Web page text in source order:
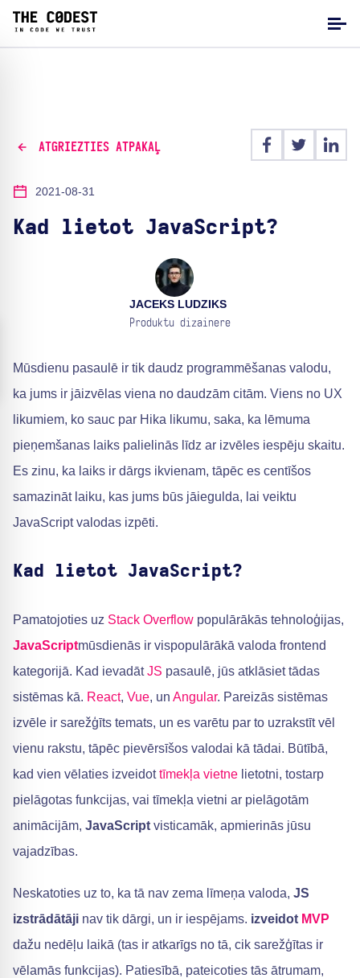
ATGRIEZTIES ATPAKAĻ
2021-08-31
Kad lietot JavaScript?
JACEKS LUDZIKS
Produktu dizainere
Mūsdienu pasaulē ir tik daudz programmēšanas valodu,
ka jums ir jāizvēlas viena no daudzām citām. Viens no UX
likumiem, ko sauc par Hika likumu, saka, ka lēmuma
pieņemšanas laiks palielinās līdz ar izvēles iespēju skaitu.
Es zinu, ka laiks ir dārgs ikvienam, tāpēc es centīšos
samazināt laiku, kas jums būs jāiegulda, lai veiktu
JavaScript valodas izpēti.
Kad lietot JavaScript?
Pamatojoties uz Stack Overflow populārākās tehnoloģijas,
JavaScriptmūsdienās ir vispopulārākā valoda frontend
kategorijā. Kad ievadātJS pasaulē, jūs atklāsiet tādas
sistēmas kā. React, Vue, un Angular. Pareizās sistēmas
izvēle ir sarežģīts temats, un es varētu par to uzrakstīt vēl
vienu rakstu, tāpēc pievērsīšos valodai kā tādai. Būtībā,
kad vien vēlaties izveidottīmekļa vietne lietotni, tostarp
pielāgotas funkcijas, vai tīmekļa vietni ar pielāgotām
animācijām, JavaScript visticamāk, apmierinās jūsu
vajadzības.
Neskatoties uz to, ka tā nav zema līmeņa valoda, JS
izstrādātāji nav tik dārgi, un ir iespējams. izveidot MVP
dažu nedēļu laikā (tas ir atkarīgs no tā, cik sarežģītas ir
vēlamās funkcijas). Patiesībā, pateicoties tās ātrumam,